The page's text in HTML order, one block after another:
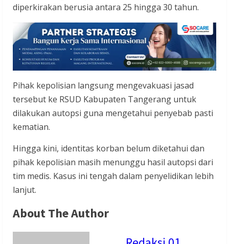
diperkirakan berusia antara 25 hingga 30 tahun.
Pihak kepolisian langsung mengevakuasi jasad
tersebut ke RSUD Kabupaten Tangerang untuk
dilakukan autopsi guna mengetahui penyebab pasti
kematian.
Hingga kini, identitas korban belum diketahui dan
pihak kepolisian masih menunggu hasil autopsi dari
tim medis. Kasus ini tengah dalam penyelidikan lebih
lanjut.
About The Author